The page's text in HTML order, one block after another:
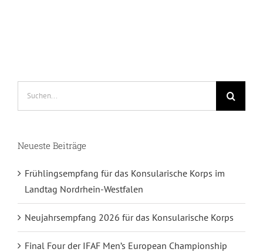
Neueste Beiträge
Frühlingsempfang für das Konsularische Korps im
Landtag Nordrhein-Westfalen
Neujahrsempfang 2026 für das Konsularische Korps
Final Four der IFAF Men’s European Championship